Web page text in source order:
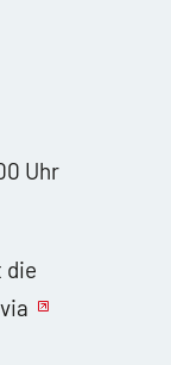
Uhr
die